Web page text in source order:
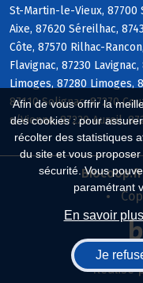
Afin de vous offrir la
des cookies : pour
récolter des statistiques
du site et vous
sécurité. Vous
paramétrant
En savoir
Je
St-Martin-le-Vieux, 87700
Aixe, 87620 Séreilhac,
Côte, 87570 Rilhac-
Flavignac, 87230
Limoges, 87280 Limoges,
87110 Solignac, 87270
s/Vienne, 87220 Aureil,
Biocoop.fr
Réalisé